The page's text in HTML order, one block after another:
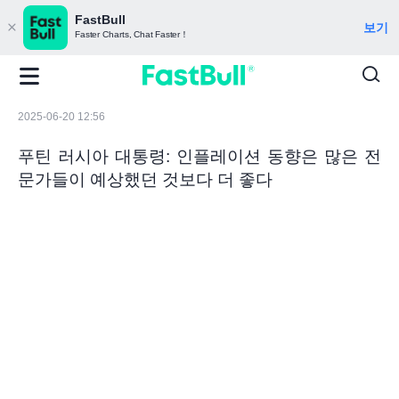
FastBull
Faster Charts, Chat Faster！ 보기
2025-06-20 12:56
푸틴 러시아 대통령: 인플레이션 동향은 많은 전
문가들이 예상했던 것보다 더 좋다